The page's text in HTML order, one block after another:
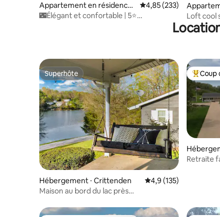
Appartement en résidence ⋅
Cincinnati
Évaluation moyenne
4,85 (233)
🌃Élégant et confortable | 5⭐️
⋅
Loft cool
Cincinnati
Superhôte
Superhôte
Hébergement ⋅ Crittenden Évaluation moyenne
4,9 (135)
Maison au bord du lac près
Coups
Coup
Retraite